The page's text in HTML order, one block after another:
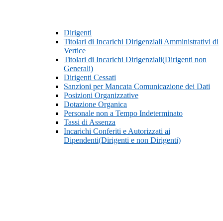
Dirigenti
Titolari di Incarichi Dirigenziali Amministrativi di
Vertice
Titolari di Incarichi Dirigenziali(Dirigenti non
Generali)
Dirigenti Cessati
Sanzioni per Mancata Comunicazione dei Dati
Posizioni Organizzative
Dotazione Organica
Personale non a Tempo Indeterminato
Tassi di Assenza
Incarichi Conferiti e Autorizzati ai
Dipendenti(Dirigenti e non Dirigenti)